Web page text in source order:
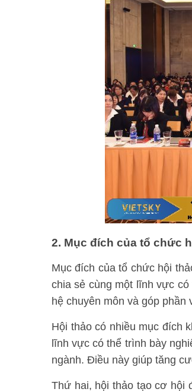
2. Mục đích của tổ chức
Mục đích của tổ chức hội
chia sẻ cùng một lĩnh vực
hệ chuyên môn và góp
Hội thảo có nhiều mục đích
lĩnh vực có thể trình bày
ngành. Điều này giúp tăng
Thứ hai, hội thảo tạo cơ hội